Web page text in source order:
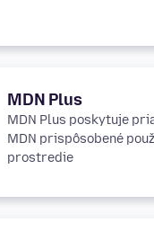
MDN Plus
MDN Plus poskytuje
MDN prispôsobené
prostredie